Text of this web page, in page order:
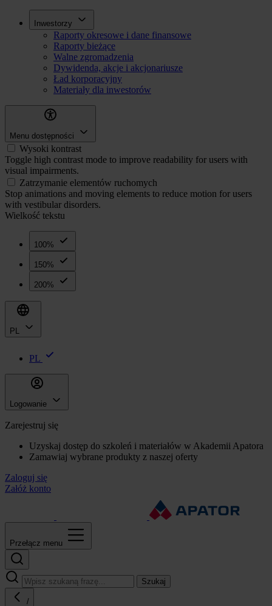
Inwestorzy
Raporty okresowe i dane finansowe
Raporty bieżące
Walne zgromadzenia
Dywidenda, akcje i akcjonariusze
Ład korporacyjny
Materiały dla inwestorów
Menu dostępności
Wysoki kontrast
Toggle high contrast mode to improve readability for users with
visual impairments.
Zatrzymanie elementów ruchomych
Stop animations and moving elements to reduce motion for users
with vestibular disorders.
Wielkość tekstu
100%
150%
200%
PL
PL
Logowanie
Zarejestruj się
Uzyskaj dostęp do szkoleń i materiałów w Akademii Apatora
Zamawiaj wybrane produkty z naszej oferty
Zaloguj się
Załóż konto
Przełącz menu
Szukaj
/